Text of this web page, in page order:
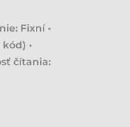
Fixní •
•
čítania: